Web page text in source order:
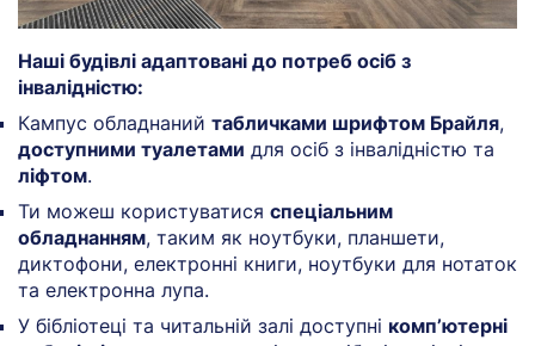
Наші будівлі адаптовані до потреб осіб з
інвалідністю:
Кампус обладнаний табличками шрифтом Брайля,
доступними туалетами для осіб з інвалідністю та
ліфтом.
Ти можеш користуватися спеціальним
обладнанням, таким як ноутбуки, планшети,
диктофони, електронні книги, ноутбуки для нотаток
та електронна лупа.
У бібліотеці та читальній залі доступні комп’ютерні